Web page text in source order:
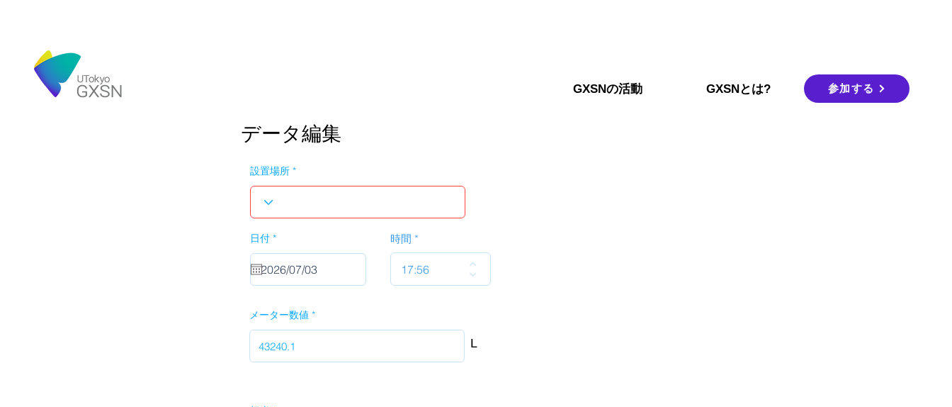
GXSNの活動 GXSNとは? 参加する
データ編集
設置場所
日付 *r
q
u
i
r
時間
メーター数値
L